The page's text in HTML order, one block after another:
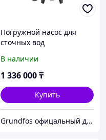
Погружной насос для
сточных вод
(96104192)
В наличии
1 336 000₸
Купить
Grundfos офицальный дилер ТОО АСТИВ